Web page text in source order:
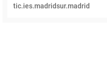
tic.ies.madridsur.madrid